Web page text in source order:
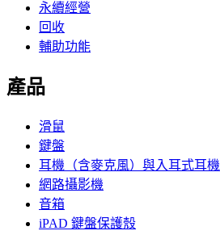
永續經營
回收
輔助功能
產品
滑鼠
鍵盤
耳機（含麥克風）與入耳式耳機
網路攝影機
音箱
iPAD 鍵盤保護殼